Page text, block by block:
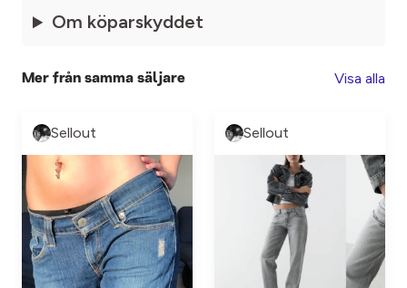
Om köparskyddet
Mer från samma säljare Visa alla
Sellout Sellout